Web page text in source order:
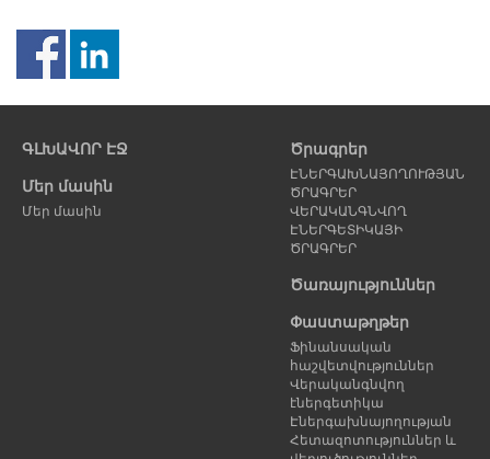
էջ
ԳԼԽԱՎՈՐ ԷՋ
Մեր մասին
Մեր մասին
Ծրագրեր
ԷՆԵՐԳԱԽՆԱՅՈՂՈՒԹՅԱՆ
ԾՐԱԳՐԵՐ
ՎԵՐԱԿԱՆԳՆՎՈՂ
ԷՆԵՐԳԵՏԻԿԱՅԻ
ԾՐԱԳՐԵՐ
Ծառայություններ
Փաստաթղթեր
Ֆինանսական
հաշվետվություններ
Վերականգնվող
էներգետիկա
Էներգախնայողության
Հետազոտություններ և